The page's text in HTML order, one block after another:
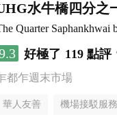
水牛橋四分之
Quarter Saphankhwai
好極了 119 點評
都乍週末市場
華人友善 機場接駁服務